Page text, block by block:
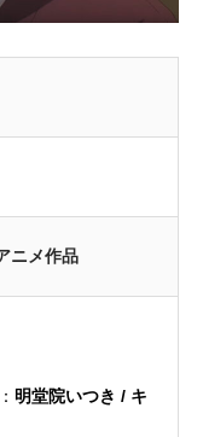
ニメ作品
明堂院いつき / キ